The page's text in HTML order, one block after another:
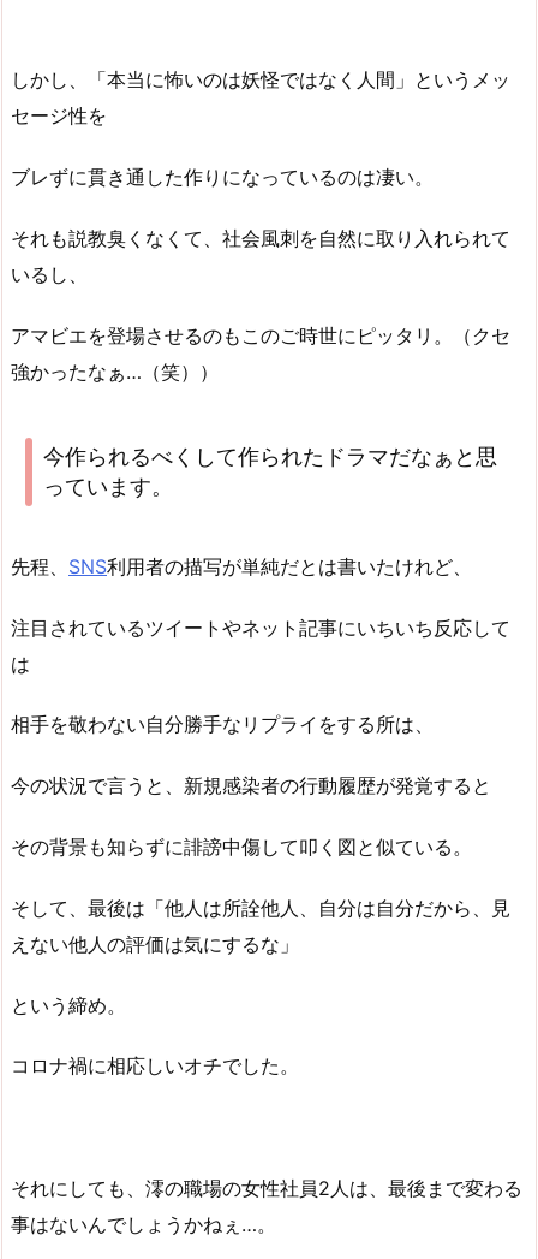
しかし、「本当に怖いのは妖怪ではなく人間」というメッ
セージ性を
ブレずに貫き通した作りになっているのは凄い。
それも説教臭くなくて、社会風刺を自然に取り入れられて
いるし、
アマビエを登場させるのもこのご時世にピッタリ。（クセ
強かったなぁ…（笑））
今作られるべくして作られたドラマだなぁと思
っています。
先程、 SNS利用者の描写が単純だとは書いたけれど、
注目されているツイートやネット記事にいちいち反応して
は
相手を敬わない自分勝手なリプライをする所は、
今の状況で言うと、新規感染者の行動履歴が発覚すると
その背景も知らずに誹謗中傷して叩く図と似ている。
そして、最後は「他人は所詮他人、自分は自分だから、見
えない他人の評価は気にするな」
という締め。
コロナ禍に相応しいオチでした。
それにしても、澪の職場の女性社員2人は、最後まで変わる
事はないんでしょうかねぇ…。